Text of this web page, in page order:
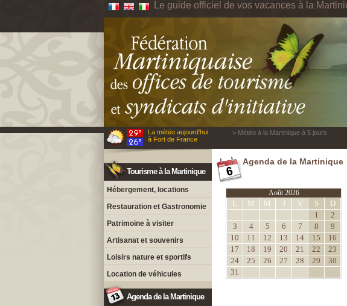
Le guide officiel de vos vacances à la
La météo aujourd'hui
à Fort de France
> Météo à la Martinique à 5 jours
Tourisme à la Martinique
Hébergement, locations
Restauration et Gastronomie
Patrimoine à visiter
Artisanat et souvenirs
Loisirs nature et sportifs
Location de véhicules
Agenda de la Martinique
Agenda de la Martinique
Août 2026
L M M J V S
D
1
2
3
4 5 6 7 8
9
10
11 12 13 14 15
16
17
18 19 20 21 22
23
24
25 26 27 28 29
30
31